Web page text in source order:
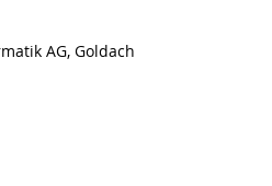
AG, Goldach